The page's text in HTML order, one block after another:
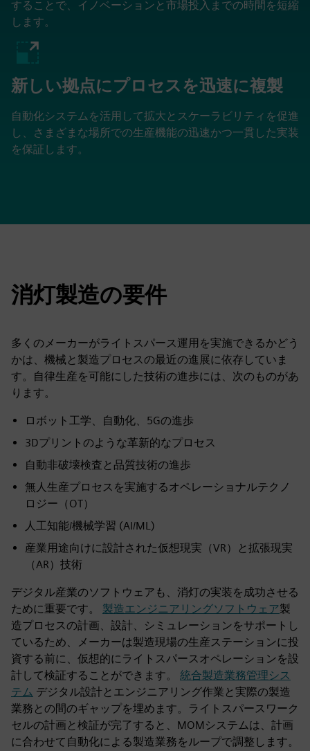
することで、イノベーションと市場投入までの時間を短縮
します。
新しい拠点にプロセスを迅速に複製
自動化システムを活用して拡大とスケーラビリティを促進
し、さまざまな場所での生産機能の迅速かつ一貫した実装
を保証します。
消灯製造の要件
多くのメーカーがライトスパース運用を実施できるかどう
かは、機械と製造プロセスの最近の進展に依存していま
す。自律生産を可能にした技術の進歩には、次のものがあ
ります。
ロボット工学、自動化、5Gの進歩
3Dプリントのような革新的なプロセス
自動非破壊検査と品質技術の進歩
無人生産プロセスを実施するオペレーショナルテクノ
ロジー（OT）
人工知能/機械学習 (AI/ML)
産業用途向けに設計された仮想現実（VR）と拡張現実
（AR）技術
デジタル産業のソフトウェアも、消灯の実装を成功させる
ために重要です。 製造エンジニアリングソフトウェア製
造プロセスの計画、設計、シミュレーションをサポートし
ているため、メーカーは製造現場の生産ステーションに投
資する前に、仮想的にライトスパースオペレーションを設
計して検証することができます。 統合製造業務管理シス
テム デジタル設計とエンジニアリング作業と実際の製造
業務との間のギャップを埋めます。ライトスパースワーク
セルの計画と検証が完了すると、MOMシステムは、計画
に合わせて自動化による製造業務をループで調整します。